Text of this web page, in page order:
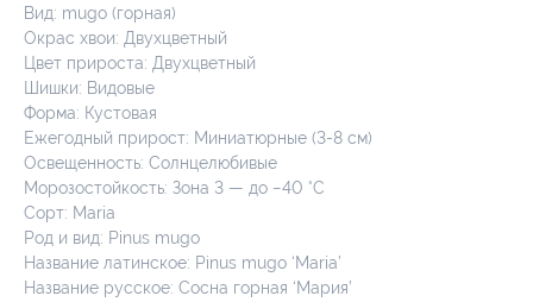
Вид: mugo (горная)
Окрас хвои: Двухцветный
Цвет прироста: Двухцветный
Шишки: Видовые
Форма: Кустовая
Ежегодный прирост: Миниатюрные (3-8 см)
Освещенность: Солнцелюбивые
Морозостойкость: Зона 3 — до −40 °C
Сорт: Maria
Род и вид: Pinus mugo
Название латинское: Pinus mugo ‘Maria’
Название русское: Сосна горная ‘Мария’